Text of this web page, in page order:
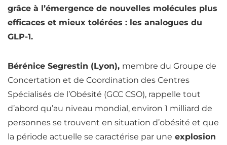
grâce à l’émergence de nouvelles molécules plus
efficaces et mieux tolérées : les analogues du
GLP-1.
Bérénice Segrestin (Lyon), membre du Groupe de
Concertation et de Coordination des Centres
Spécialisés de l’Obésité (GCC CSO), rappelle tout
d’abord qu’au niveau mondial, environ 1 milliard de
personnes se trouvent en situation d’obésité et que
la période actuelle se caractérise par une explosion